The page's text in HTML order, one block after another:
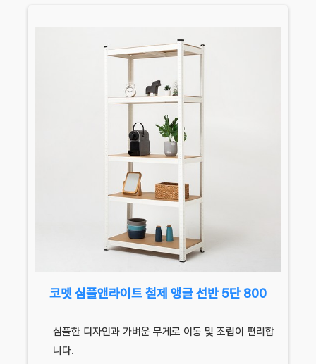
코멧 심플앤라이트 철제 앵글 선반 5단 800
심플한 디자인과 가벼운 무게로 이동 및 조립이 편리합
니다.